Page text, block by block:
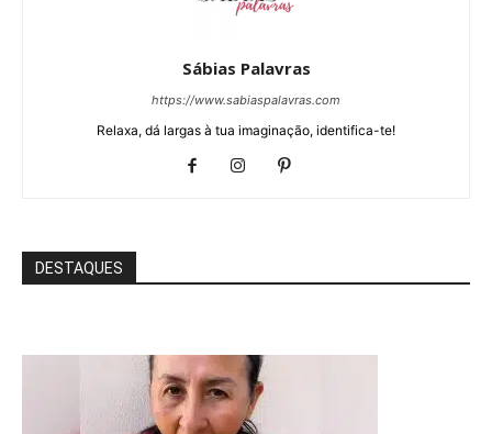
Sábias Palavras
https://www.sabiaspalavras.com
Relaxa, dá largas à tua imaginação, identifica-te!
DESTAQUES